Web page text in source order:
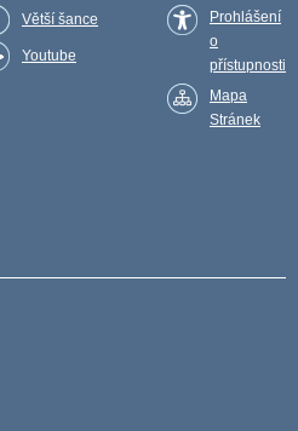
Větší šance
Youtube
Prohlášení
o
přístupnosti
Mapa
Stránek